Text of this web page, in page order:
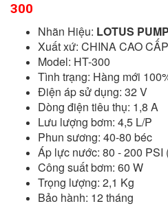
300
Nhãn Hiệu: LOTUS
Xuất xứ: CHINA CAO CẤP
Model: HT-300
Tình trạng: Hàng mới
Điện áp sử dụng: 32 V
Dòng điện tiêu thụ: 1,8 A
Lưu lượng bơm: 4,5 L/P
Phun sương: 40-80 béc
Áp lực nước: 80 - 200 PSI
Công suất bơm: 60 W
Trọng lượng: 2,1 Kg
Bảo hành: 12 tháng